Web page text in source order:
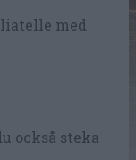
med
också steka